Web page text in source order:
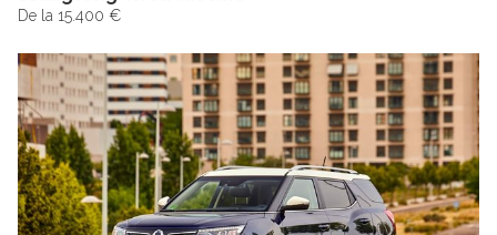
De la 15.400 €